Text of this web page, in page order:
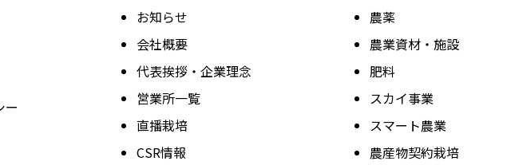
ー
お知らせ
会社概要
代表挨拶・企業理念
営業所一覧
直播栽培
CSR情報
農薬
農業資材・施設
肥料
スカイ事業
スマート農業
農産物契約栽培